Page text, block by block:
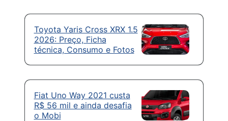
Toyota Yaris Cross XRX 1.5
2026: Preço, Ficha
técnica, Consumo e Fotos
Fiat Uno Way 2021 custa
R$ 56 mil e ainda desafia
o Mobi